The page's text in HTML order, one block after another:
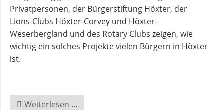
Privatpersonen, der Bürgerstiftung Höxter, der
Lions-Clubs Höxter-Corvey und Höxter-
Weserbergland und des Rotary Clubs zeigen, wie
wichtig ein solches Projekte vielen Bürgern in Höxter
ist.
Weiterlesen …